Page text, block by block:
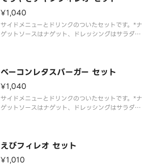
¥1,040
サイドメニューとドリンクのついたセットです。*ナ
ゲットソースはナゲット、ドレッシングはサラダを
ベーコンレタスバーガー セット
¥1,040
サイドメニューとドリンクのついたセットです。*ナ
ゲットソースはナゲット、ドレッシングはサラダを
えびフィレオ セット
¥1,010